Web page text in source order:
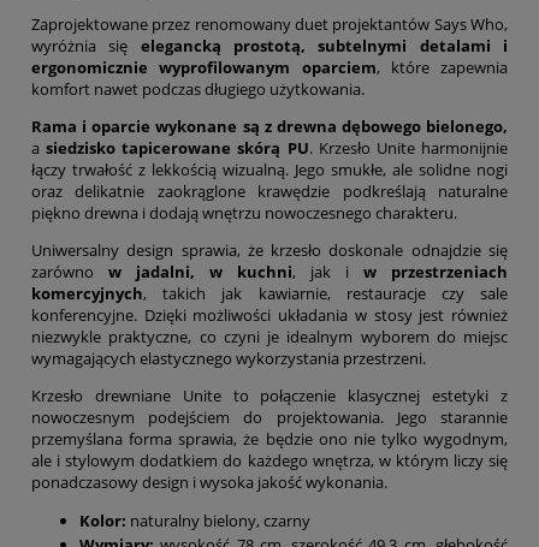
Zaprojektowane przez renomowany duet projektantów Says Who,
wyróżnia się elegancką prostotą, subtelnymi detalami i
ergonomicznie wyprofilowanym oparciem, które zapewnia
komfort nawet podczas długiego użytkowania.
Rama i oparcie wykonane są z drewna dębowego bielonego,
a siedzisko tapicerowane skórą PU. Krzesło Unite harmonijnie
łączy trwałość z lekkością wizualną. Jego smukłe, ale solidne nogi
oraz delikatnie zaokrąglone krawędzie podkreślają naturalne
piękno drewna i dodają wnętrzu nowoczesnego charakteru.
Uniwersalny design sprawia, że krzesło doskonale odnajdzie się
zarówno w jadalni, w kuchni, jak i w przestrzeniach
komercyjnych, takich jak kawiarnie, restauracje czy sale
konferencyjne. Dzięki możliwości układania w stosy jest również
niezwykle praktyczne, co czyni je idealnym wyborem do miejsc
wymagających elastycznego wykorzystania przestrzeni.
Krzesło drewniane Unite to połączenie klasycznej estetyki z
nowoczesnym podejściem do projektowania. Jego starannie
przemyślana forma sprawia, że będzie ono nie tylko wygodnym,
ale i stylowym dodatkiem do każdego wnętrza, w którym liczy się
ponadczasowy design i wysoka jakość wykonania.
Kolor: naturalny bielony, czarny